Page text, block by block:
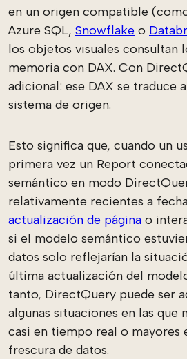
en un origen compatible
Azure SQL, Snowflake o
los objetos visuales consultan
memoria con DAX. Con
adicional: ese DAX se traduce
sistema de origen.
Esto significa que, cuando un
primera vez un Report
semántico en modo
relativamente recientes a
actualización de página o
si el modelo semántico
datos solo reflejarían la
última actualización del
tanto, DirectQuery puede ser
algunas situaciones en las que
casi en tiempo real o mayores
frescura de datos.